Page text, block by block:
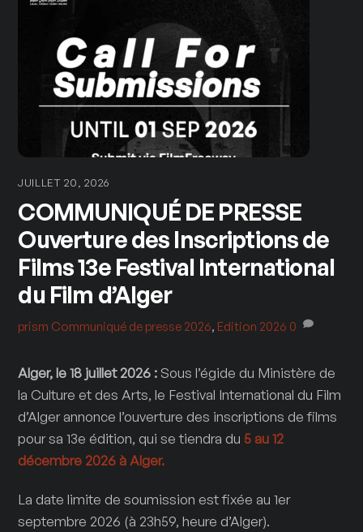
JUILLET 20, 2026
COMMUNIQUÉ DE PRESSE
Ouverture des Inscriptions de
Films 13e Festival International
du Film d’Alger
prism Communiqué de presse 2026, Edition 2026 0
Alger, le 18 juillet 2026 : Sous l’égide du Ministère de
la Culture et des Arts, le Festival International du Film
d’Alger annonce l’ouverture des inscriptions de films
pour sa 13e édition, qui se tiendra du 5 au 12
décembre 2026 à Alger.
La date limite de soumission est fixée au 1er
septembre 2026 (à 23h59, heure d’Alger).